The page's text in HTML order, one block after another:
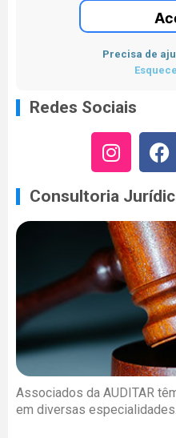
Precisa de
Redes Sociais
Consultoria
Associados da AUDITAR
em diversas especialidades.